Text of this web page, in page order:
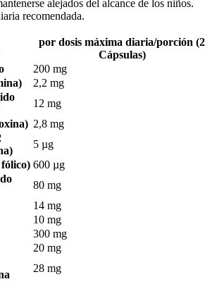
alejados del alcance de los niños.
recomendada.
por dosis máxima diaria/porción (2
Cápsulas)
200 mg
2,2 mg
12 mg
2,8 mg
5 µg
600 µg
80 mg
14 mg
10 mg
300 mg
20 mg
28 mg